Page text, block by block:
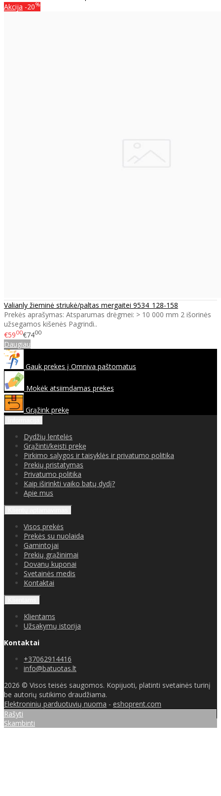
Akcija -20%
Valianly žieminė striukė/paltas mergaitei 9534_128-158
Prekės aprašymas: Atsparumas drėgmei: > 10 000 mm 2 išorinės
užsegamos kišenės Pagrindi..
€5900€7400
Daugiau
Gauk prekes į Omniva paštomatus
Mokėk atsiimdamas prekes
Grąžink prekę
Dydžių lentelės
Grąžinti/keisti prekę
Pirkimo sąlygos ir taisyklės ir privatumo politika
Prekių pristatymas
Privatumo politika
Kaip iširinkti vaiko batų dydį?
Apie mus
Visos prekės
Prekės su nuolaida
Gamintojai
Prekių grąžinimai
Dovanų kuponai
Svetainės medis
Kontaktai
Klientams
Užsakymų istorija
Kontaktai
+37062914416
info@batuotas.lt
2026 © Visos teisės saugomos. Kopijuoti, platinti svetainės turinį
be autorių sutikimo draudžiama.
Elektroninių parduotuvių nuoma - eshoprent.com
Rašyti
Skambinti